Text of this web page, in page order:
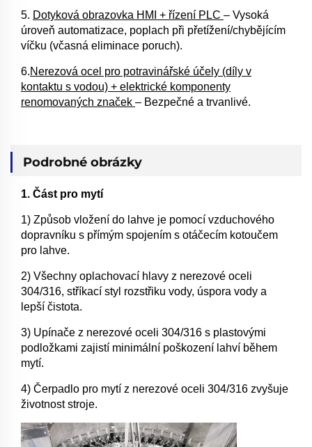
5. Dotyková obrazovka HMI + řízení PLC – Vysoká
úroveň automatizace, poplach při přetížení/chybějícím
víčku (včasná eliminace poruch).
6.Nerezová ocel pro potravinářské účely (díly v
kontaktu s vodou) + elektrické komponenty
renomovaných značek – Bezpečné a trvanlivé.
Podrobné obrázky
1. Část pro mytí
1) Způsob vložení do lahve je pomocí vzduchového
dopravníku s přímým spojením s otáčecím kotoučem
pro lahve.
2) Všechny oplachovací hlavy z nerezové oceli
304/316, stříkací styl rozstřiku vody, úspora vody a
lepší čistota.
3) Upínače z nerezové oceli 304/316 s plastovými
podložkami zajistí minimální poškození lahví během
mytí.
4) Čerpadlo pro mytí z nerezové oceli 304/316 zvyšuje
životnost stroje.